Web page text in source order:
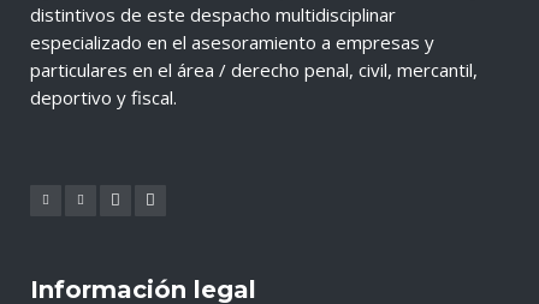
distintivos de este despacho multidisciplinar
especializado en el asesoramiento a empresas y
particulares en el área / derecho penal, civil, mercantil,
deportivo y fiscal.
Información legal